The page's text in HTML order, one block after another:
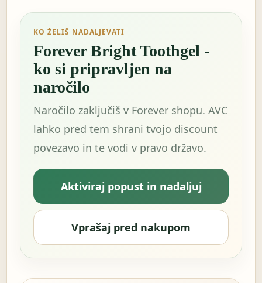
KO ŽELIŠ NADALJEVATI
Forever Bright Toothgel -
ko si pripravljen na
naročilo
Naročilo zaključiš v Forever shopu. AVC
lahko pred tem shrani tvojo discount
povezavo in te vodi v pravo državo.
Aktiviraj popust in nadaljuj
Vprašaj pred nakupom